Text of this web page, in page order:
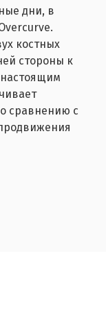
дни, в
костных
стороны к
сравнению с